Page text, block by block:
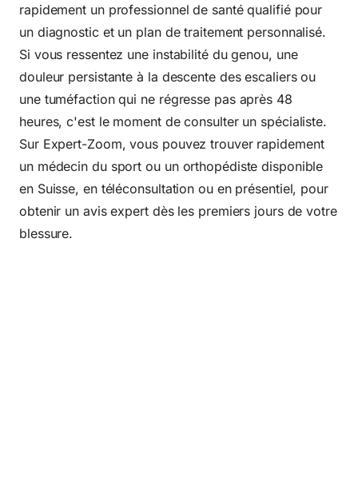
rapidement un professionnel de santé qualifié pour
un diagnostic et un plan de traitement personnalisé.
Si vous ressentez une instabilité du genou, une
douleur persistante à la descente des escaliers ou
une tuméfaction qui ne régresse pas après 48
heures, c'est le moment de consulter un spécialiste.
Sur Expert-Zoom, vous pouvez trouver rapidement
un médecin du sport ou un orthopédiste disponible
en Suisse, en téléconsultation ou en présentiel, pour
obtenir un avis expert dès les premiers jours de votre
blessure.